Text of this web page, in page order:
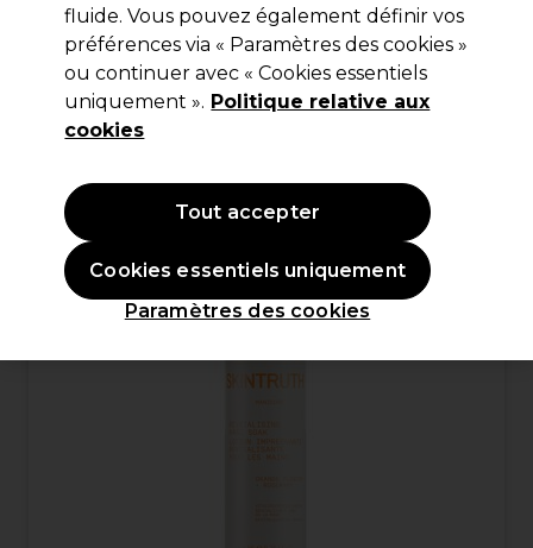
SKINTRUTH Lotion Imprégnante
Revitalisante Pour Les Mains 200ml
(1)
4,75 €Hors TVA
fluide. Vous pouvez également définir vos
préférences via « Paramètres des cookies »
ou continuer avec « Cookies essentiels
uniquement ». Politique relative aux
cookies
Paramètres des cookies
Cookies essentiels uniquement
Tout accepter